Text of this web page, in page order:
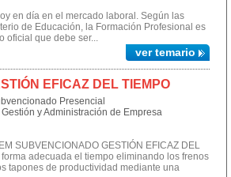
en día en el mercado laboral. Según las
de Educación, la Formación Profesional es
oficial que debe ser...
ver temario
EFICAZ DEL TIEMPO
Presencial
y Administración de Empresa
SUBVENCIONADO GESTIÓN EFICAZ DEL
adecuada el tiempo eliminando los frenos
tapones de productividad mediante una